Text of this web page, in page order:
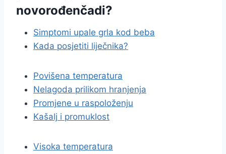
novorođenčadi?
Simptomi upale grla kod beba
Kada posjetiti liječnika?
Povišena temperatura
Nelagoda prilikom hranjenja
Promjene u raspoloženju
Kašalj i promuklost
Visoka temperatura